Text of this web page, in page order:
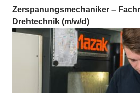
Zerspanungsmechaniker –
Drehtechnik (m/w/d)